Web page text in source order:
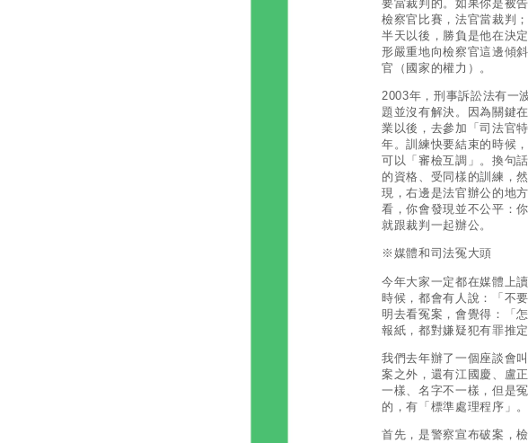
要當裁判的。如果你是被
檢察官比賽，法官當裁判
半天以後，勝負是他在決
形嚴重地向檢察官這邊傾
官（國家的權力）。
2003年，刑事訴訟法有一
題並沒有解決。因為關鍵
業以後，去參加「司法官
年。訓練快要結束的時候
可以「審檢互調」。換句
的資格、受同樣的訓練，
現，右邊是法官辦公的地
看，你會發現並不公平：
就跟裁判一起辦公。
※媒體和司法冤大頭
今年大家一定都在媒體上
時候，都會有人說：「不
明去看冤案，會覺得：「
報紙，都對嫌疑犯有罪推
我們去年辦了一個座談會
案之外，還有江國慶、盧
一樣、名字不一樣，但是
的，有「標準處理程序」。
首先，是警察宣布破案，